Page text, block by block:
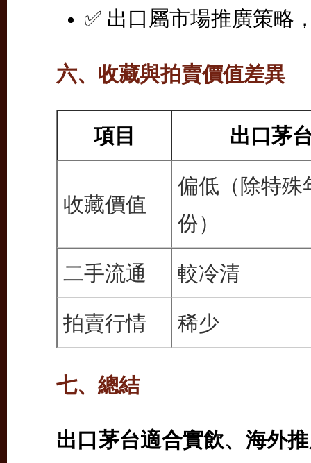
✅ 出口屬市場推廣策略
六、收藏與拍賣價值差異
項目 出口茅
收藏價值
偏低（除特殊
份）
二手流通
較冷清
拍賣行情
稀少
七、總結
出口茅台適合實飲、海外